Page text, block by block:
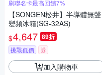
刷聯名卡最高回饋7%
【SONGEN松井】半導體無聲
變頻冰箱(SG-32AS)
$4,647 89折
挑戰低價 券
加入購物車